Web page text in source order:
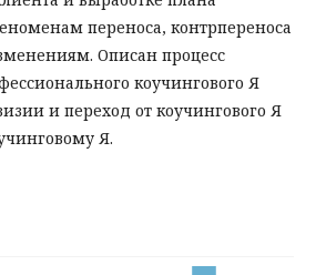
переноса, контрпереноса
Описан процесс
коучингового Я
и переход от коучингового Я
Я.